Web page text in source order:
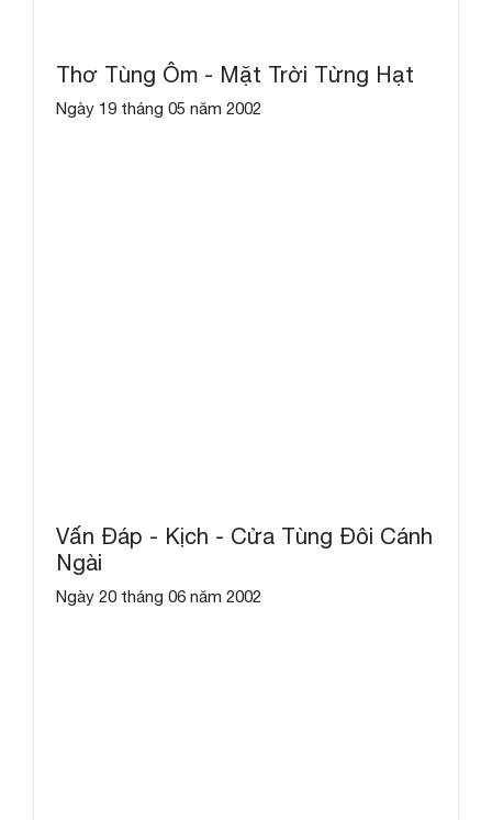
Thơ Tùng Ôm - Mặt Trời Từng Hạt
Ngày 19 tháng 05 năm 2002
Vấn Đáp - Kịch - Cửa Tùng Đôi Cánh
Ngài
Ngày 20 tháng 06 năm 2002